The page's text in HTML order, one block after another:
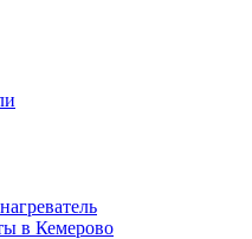
в Кемерово